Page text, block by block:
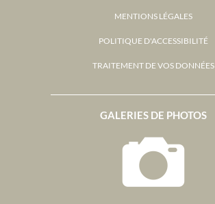
GALERIES DE PHOTOS
MENTIONS LÉGALES
POLITIQUE D'ACCESSIBILITÉ
TRAITEMENT DE VOS DONNÉES